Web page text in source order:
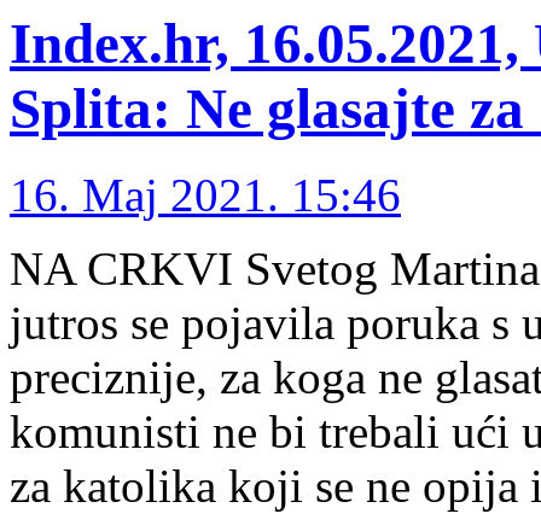
Index.hr,
Splita: Ne glasajte
16. Maj 2021. 15:46
NA CRKVI Svetog
jutros se pojavila poruka s
preciznije, za koga ne
komunisti ne bi trebali ući
za katolika koji se ne